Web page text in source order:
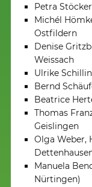
Petra
Michél
Ostfildern
Denise
Weissach
Ulrike
Bernd
Beatrice
Thomas
Geislingen
Olga Weber,
Manuela
Nürtingen)